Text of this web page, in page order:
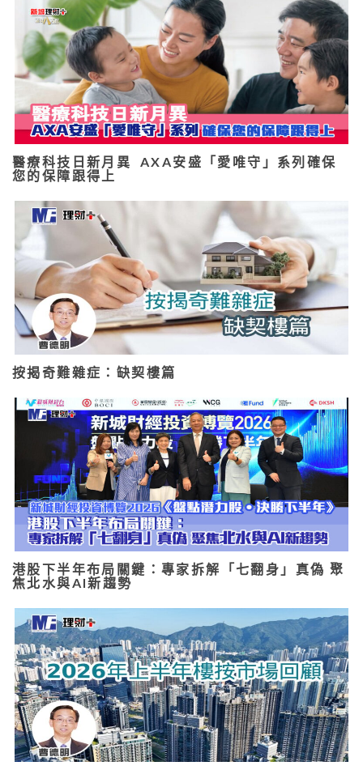
醫療科技日新月異 AXA安盛「愛唯守」系列確保
您的保障跟得上
按揭奇難雜症：缺契樓篇
港股下半年布局關鍵：專家拆解「七翻身」真偽 聚
焦北水與AI新趨勢